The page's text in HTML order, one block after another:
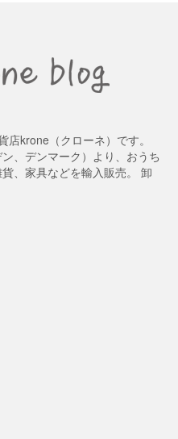
krone（クローネ）です。
、デンマーク）より、おうち
、家具などを輸入販売。 卸